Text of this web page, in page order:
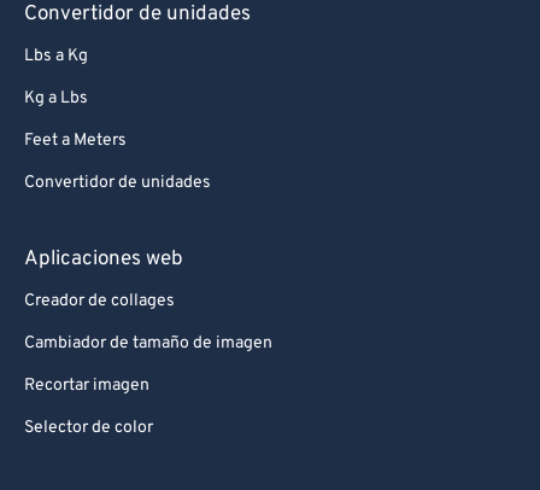
Convertidor de unidades
Lbs a Kg
Kg a Lbs
Feet a Meters
Convertidor de unidades
Aplicaciones web
Creador de collages
Cambiador de tamaño de imagen
Recortar imagen
Selector de color